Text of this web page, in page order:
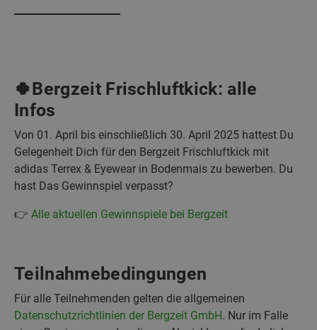
🍀Bergzeit Frischluftkick: alle
Infos
Von 01. April bis einschließlich 30. April 2025 hattest Du
Gelegenheit Dich für den Bergzeit Frischluftkick mit
adidas Terrex & Eyewear in Bodenmais zu bewerben. Du
hast Das Gewinnspiel verpasst?
👉 Alle aktuellen Gewinnspiele bei Bergzeit
Teilnahmebedingungen
Für alle Teilnehmenden gelten die allgemeinen
Datenschutzrichtlinien der Bergzeit GmbH. Nur im Falle